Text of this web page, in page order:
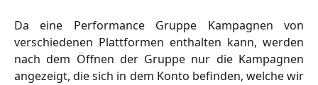
Da eine Performance Gruppe Kampagnen von
verschiedenen Plattformen enthalten kann, werden
nach dem Öffnen der Gruppe nur die Kampagnen
angezeigt, die sich in dem Konto befinden, welche wir